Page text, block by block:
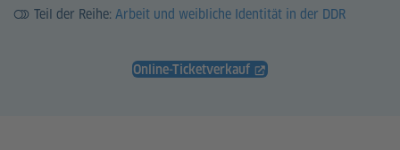
Teil der Reihe: Arbeit und weibliche Identität in der DDR
Online-Ticketverkauf